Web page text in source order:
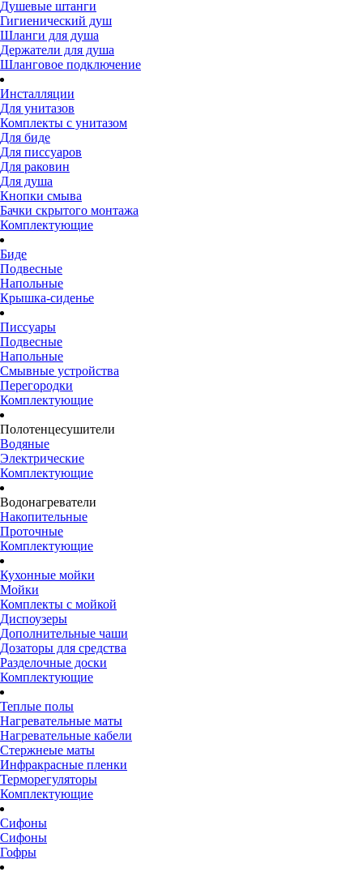
Душевые штанги
Гигиенический душ
Шланги для душа
Держатели для душа
Шланговое подключение
Инсталляции
Для унитазов
Комплекты с унитазом
Для биде
Для писсуаров
Для раковин
Для душа
Кнопки смыва
Бачки скрытого монтажа
Комплектующие
Биде
Подвесные
Напольные
Крышка-сиденье
Писсуары
Подвесные
Напольные
Смывные устройства
Перегородки
Комплектующие
Полотенцесушители
Водяные
Электрические
Комплектующие
Водонагреватели
Накопительные
Проточные
Комплектующие
Кухонные мойки
Мойки
Комплекты с мойкой
Диспоузеры
Дополнительные чаши
Дозаторы для средства
Разделочные доски
Комплектующие
Теплые полы
Нагревательные маты
Нагревательные кабели
Стержнеые маты
Инфракрасные пленки
Терморегуляторы
Комплектующие
Сифоны
Сифоны
Гофры